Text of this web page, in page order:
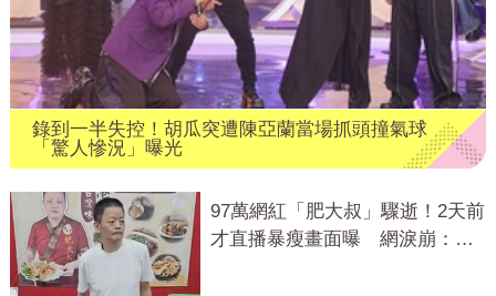
錄到一半失控！胡瓜突遭陳亞蘭當場抓頭撞氣球
「驚人慘況」曝光
97萬網紅「肥大叔」驟逝！2天前
才直播暴瘦畫面曝 網淚崩：一